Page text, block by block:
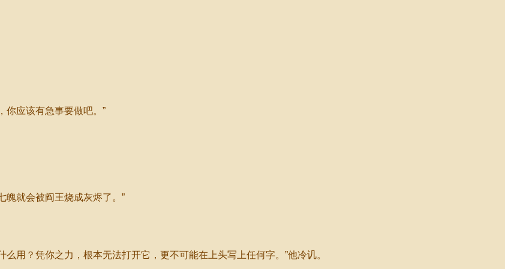
应该有急事要做吧。”
就会被阎王烧成灰烬了。”
？凭你之力，根本无法打开它，更不可能在上头写上任何字。”他冷讥。